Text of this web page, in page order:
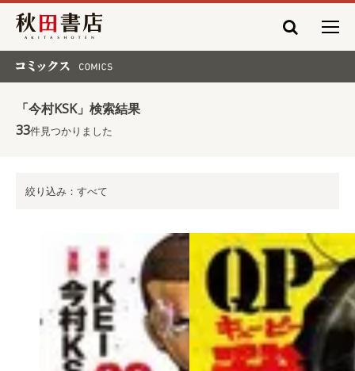
秋田書店
「今村KSK」検索結果
33件見つかりました
絞り込み：すべて